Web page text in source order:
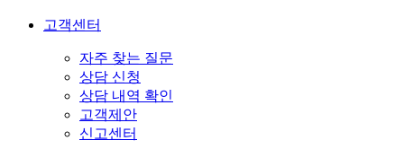
고객센터
자주 찾는 질문
상담 신청
상담 내역 확인
고객제안
신고센터